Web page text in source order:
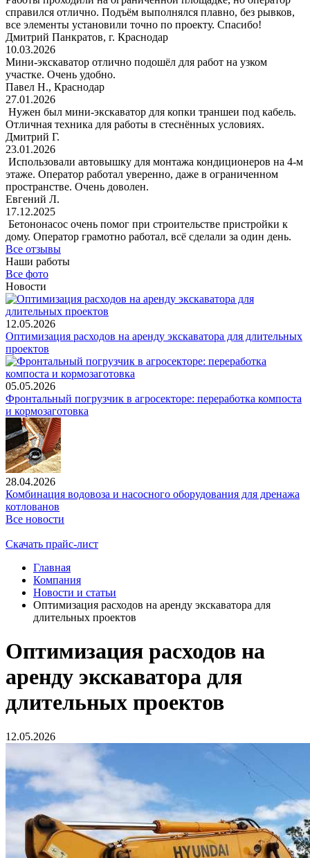
справился отлично. Подъём выполнялся плавно, без рывков,
все элементы установили точно по проекту. Спасибо!
Дмитрий Панкратов, г. Краснодар
10.03.2026
Мини-экскаватор отлично подошёл для работ на узком
участке. Очень удобно.
Павел Н., Краснодар
27.01.2026
Нужен был мини-экскаватор для копки траншеи под кабель.
Отличная техника для работы в стеснённых условиях.
Дмитрий Г.
23.01.2026
Использовали автовышку для монтажа кондиционеров на 4-м
этаже. Оператор работал уверенно, даже в ограниченном
пространстве. Очень доволен.
Евгений Л.
17.12.2025
Бетононасос очень помог при строительстве пристройки к
дому. Оператор грамотно работал, всё сделали за один день.
Все отзывы
Наши работы
Все фото
Новости
12.05.2026
Оптимизация расходов на аренду экскаватора для длительных
проектов
05.05.2026
Фронтальный погрузчик в агросекторе: переработка компоста
и кормозаготовка
28.04.2026
Комбинация водовоза и насосного оборудования для дренажа
котлованов
Все новости
Скачать прайс-лист
Главная
Компания
Новости и статьи
Оптимизация расходов на аренду экскаватора для
длительных проектов
Оптимизация расходов на
аренду экскаватора для
длительных проектов
12.05.2026